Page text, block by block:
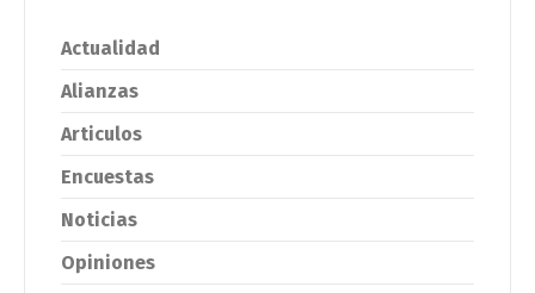
Actualidad
Alianzas
Articulos
Encuestas
Noticias
Opiniones